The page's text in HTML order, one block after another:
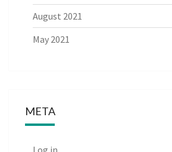
August 2021
May 2021
META